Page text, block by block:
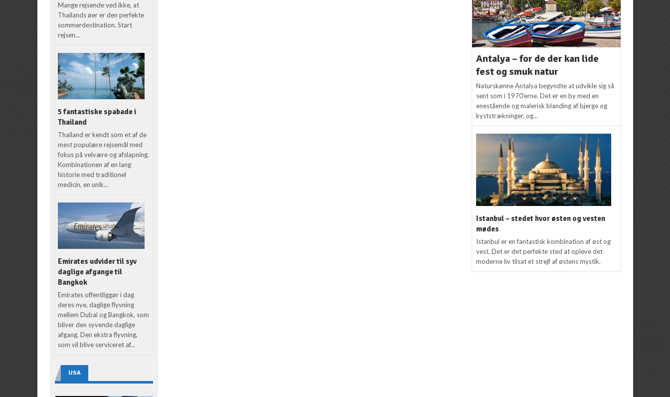
Mange rejsende ved ikke, at
Thailands øer er den perfekte
sommerdestination. Start
rejsen...
5 fantastiske spabade i
Thailand
Thailand er kendt som et af de
mest populære rejsemål med
fokus på velvære og afslapning.
Kombinationen af en lang
historie med traditionel
medicin, en unik...
Emirates udvider til syv
daglige afgange til
Bangkok
Emirates offentliggør i dag
deres nye, daglige flyvning
mellem Dubai og Bangkok, som
bliver den syvende daglige
afgang. Den ekstra flyvning,
som vil blive serviceret af...
USA
Antalya – for de der kan lide
fest og smuk natur
Naturskønne Antalya begyndte at udvikle sig så
sent som i 1970’erne. Det er en by med en
enestående og malerisk blanding af bjerge og
kyststrækninger, og...
Istanbul – stedet hvor østen og vesten
mødes
Istanbul er en fantastisk kombination af øst og
vest. Det er det perfekte sted at opleve det
moderne liv tilsat et strejf af østens mystik.